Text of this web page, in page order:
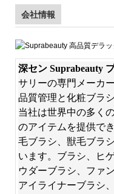
会社情報
深セン Suprabeauty
サリーの専門メーカ
品質管理と化粧ブラ
当社は世界中の多く
のアイテムを提供で
毛ブラシ、獣毛ブラ
います。ブラシ、ヒ
ウダーブラシ、ファ
アイライナーブラシ